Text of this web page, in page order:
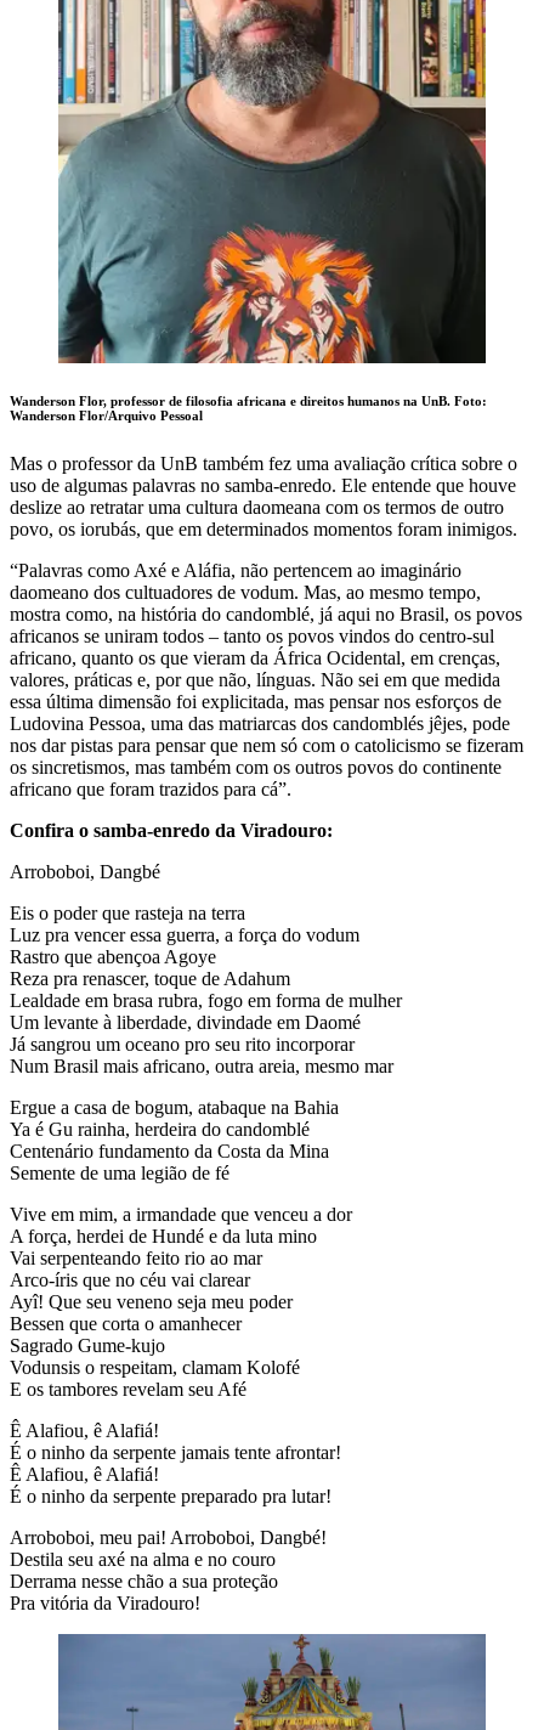
Wanderson Flor, professor de filosofia africana e direitos humanos na UnB. Foto:
Wanderson Flor/Arquivo Pessoal
Mas o professor da UnB também fez uma avaliação crítica sobre o
uso de algumas palavras no samba-enredo. Ele entende que houve
deslize ao retratar uma cultura daomeana com os termos de outro
povo, os iorubás, que em determinados momentos foram inimigos.
“Palavras como Axé e Aláfia, não pertencem ao imaginário
daomeano dos cultuadores de vodum. Mas, ao mesmo tempo,
mostra como, na história do candomblé, já aqui no Brasil, os povos
africanos se uniram todos – tanto os povos vindos do centro-sul
africano, quanto os que vieram da África Ocidental, em crenças,
valores, práticas e, por que não, línguas. Não sei em que medida
essa última dimensão foi explicitada, mas pensar nos esforços de
Ludovina Pessoa, uma das matriarcas dos candomblés jêjes, pode
nos dar pistas para pensar que nem só com o catolicismo se fizeram
os sincretismos, mas também com os outros povos do continente
africano que foram trazidos para cá”.
Confira o samba-enredo da Viradouro:
Arroboboi, Dangbé
Eis o poder que rasteja na terra
Luz pra vencer essa guerra, a força do vodum
Rastro que abençoa Agoye
Reza pra renascer, toque de Adahum
Lealdade em brasa rubra, fogo em forma de mulher
Um levante à liberdade, divindade em Daomé
Já sangrou um oceano pro seu rito incorporar
Num Brasil mais africano, outra areia, mesmo mar
Ergue a casa de bogum, atabaque na Bahia
Ya é Gu rainha, herdeira do candomblé
Centenário fundamento da Costa da Mina
Semente de uma legião de fé
Vive em mim, a irmandade que venceu a dor
A força, herdei de Hundé e da luta mino
Vai serpenteando feito rio ao mar
Arco-íris que no céu vai clarear
Ayî! Que seu veneno seja meu poder
Bessen que corta o amanhecer
Sagrado Gume-kujo
Vodunsis o respeitam, clamam Kolofé
E os tambores revelam seu Afé
Ê Alafiou, ê Alafiá!
É o ninho da serpente jamais tente afrontar!
Ê Alafiou, ê Alafiá!
É o ninho da serpente preparado pra lutar!
Arroboboi, meu pai! Arroboboi, Dangbé!
Destila seu axé na alma e no couro
Derrama nesse chão a sua proteção
Pra vitória da Viradouro!